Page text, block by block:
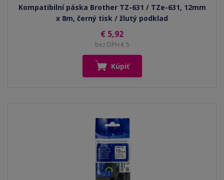
Kompatibilní páska Brother TZ-631 / TZe-631, 12mm
x 8m, černý tisk / žlutý podklad
€ 5,92
bez DPH € 5
Kúpiť